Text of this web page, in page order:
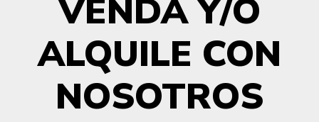
VENDA Y/O
ALQUILE CON
NOSOTROS